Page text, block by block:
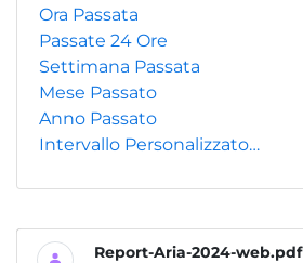
Ora Passata
Passate 24 Ore
Settimana Passata
Mese Passato
Anno Passato
Intervallo Personalizzato…
Report-Aria-2024-web.pdf